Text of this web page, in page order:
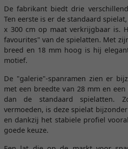
De fabrikant biedt drie
Ten eerste is er de standaard
x 300 cm op maat verkrijgbaar is.
favourites" van de spielatten. Met
breed en 18 mm hoog is hij
motief.
De "galerie"-spanramen zien er
met een breedte van 28 mm en
dan de standaard spielatten.
vermoeden, is deze spielat
en dankzij het stabiele profiel
goede keuze.